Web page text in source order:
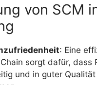
von SCM
: Eine
sorgt dafür, dass
und in guter Qualität